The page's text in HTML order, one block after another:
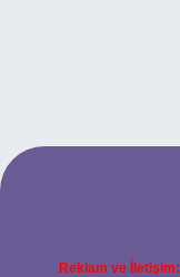
giriş
Reklam ve İletişim: